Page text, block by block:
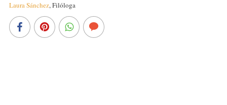
Laura Sánchez,Filóloga